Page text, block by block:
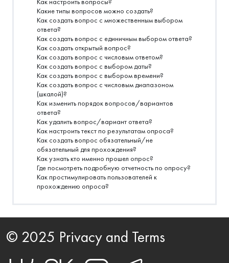
Какие типы вопросов можно создать?
Как создать вопрос с множественным выбором
ответа?
Как создать вопрос с единичным выбором ответа?
Как создать открытый вопрос?
Как создать вопрос с числовым ответом?
Как создать вопрос с выбором даты?
Как создать вопрос с выбором времени?
Как создать вопрос с числовым диапазоном
(шкалой)?
Как изменить порядок вопросов/вариантов
ответа?
Как удалить вопрос/вариант ответа?
Как настроить текст по результатам опроса?
Как создать вопрос обязательный/не
обязательный для прохождения?
Как узнать кто именно прошел опрос?
Где посмотреть подробную отчетность по опросу?
Как простимулировать пользователей к
прохождению опроса?
© 2025 Privacy and Terms